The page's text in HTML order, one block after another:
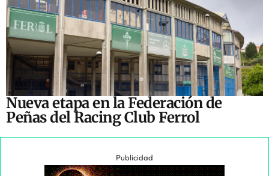
Nueva etapa en la Federación de
Peñas del Racing Club Ferrol
Publicidad